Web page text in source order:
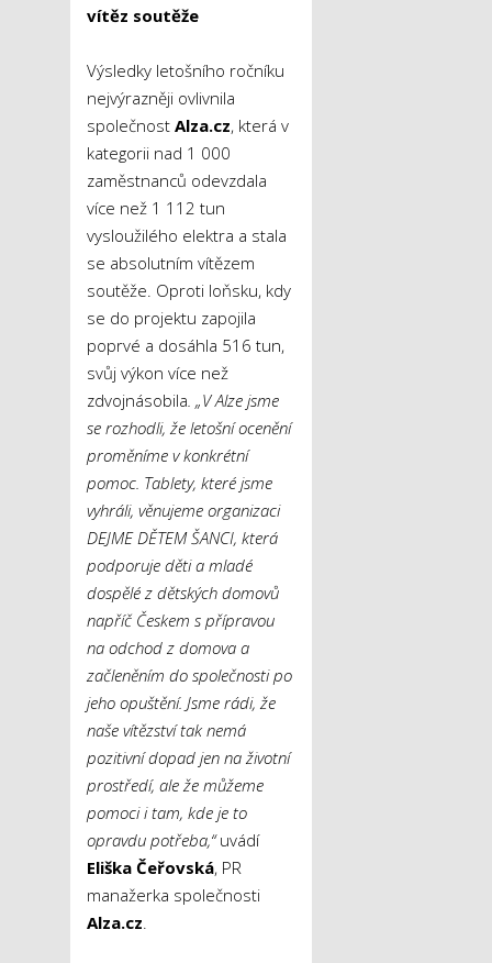
vítěz soutěže
Výsledky letošního ročníku
nejvýrazněji ovlivnila
společnost Alza.cz, která v
kategorii nad 1 000
zaměstnanců odevzdala
více než 1 112 tun
vysloužilého elektra a stala
se absolutním vítězem
soutěže. Oproti loňsku, kdy
se do projektu zapojila
poprvé a dosáhla 516 tun,
svůj výkon více než
zdvojnásobila . „V Alze jsme
se rozhodli, že letošní ocenění
proměníme v konkrétní
pomoc. Tablety, které jsme
vyhráli, věnujeme organizaci
DEJME DĚTEM ŠANCI, která
podporuje děti a mladé
dospělé z dětských domovů
napříč Českem s přípravou
na odchod z domova a
začleněním do společnosti po
jeho opuštění. Jsme rádi, že
naše vítězství tak nemá
pozitivní dopad jen na životní
prostředí, ale že můžeme
pomoci i tam, kde je to
opravdu potřeba,“uvádí
Eliška Čeřovská, PR
manažerka společnosti
Alza.cz